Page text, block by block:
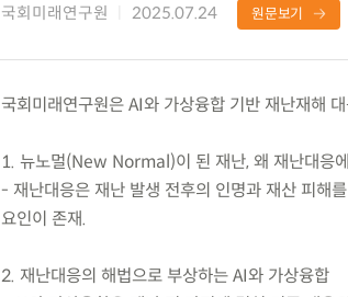
국회미래연구원 2025.07.24 원문보기
국회미래연구원은 AI와 가상융합 기반 재난재해
1. 뉴노멀(New Normal)이 된 재난, 왜 재난대응
- 재난대응은 재난 발생 전후의 인명과 재산 피해
요인이 존재.
2. 재난대응의 해법으로 부상하는 AI와 가상융합